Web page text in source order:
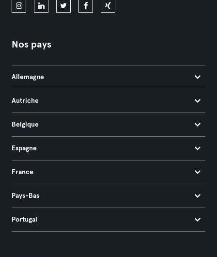
Nos pays
Allemagne
Autriche
Belgique
Espagne
France
Pays-Bas
Portugal